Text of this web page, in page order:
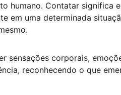
humano. Contatar significa
em uma determinada
sensações corporais,
reconhecendo o que